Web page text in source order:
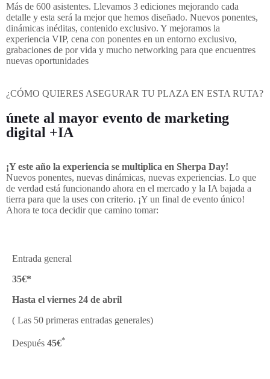
Más de 600 asistentes. Llevamos 3 ediciones mejorando cada
detalle y esta será la mejor que hemos diseñado. Nuevos ponentes,
dinámicas inéditas, contenido exclusivo. Y mejoramos la
experiencia VIP, cena con ponentes en un entorno exclusivo,
grabaciones de por vida y mucho networking para que encuentres
nuevas oportunidades
¿CÓMO QUIERES ASEGURAR TU PLAZA EN ESTA RUTA?
únete al mayor evento de marketing
digital +IA
¡Y este año la experiencia se multiplica en Sherpa Day!
Nuevos ponentes, nuevas dinámicas, nuevas experiencias. Lo que
de verdad está funcionando ahora en el mercado y la IA bajada a
tierra para que la uses con criterio. ¡Y un final de evento único!
Ahora te toca decidir que camino tomar:
Entrada general
35€*
Hasta el viernes 24 de abril
( Las 50 primeras entradas generales)
Después 45€*